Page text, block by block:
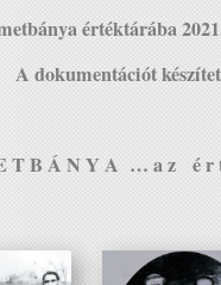
értéktárába
A dokumentációt
T B Á N Y A … a z é r t